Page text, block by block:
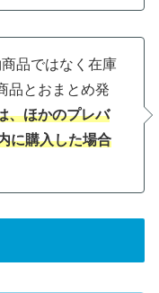
品ではなく在庫
品とおまとめ発
、ほかのプレバ
に購入した場合